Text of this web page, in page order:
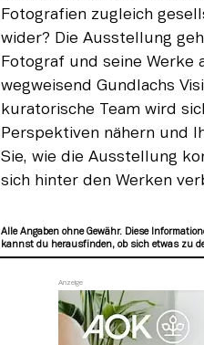
Fotografien zugleich
wider? Die Ausstellung
Fotograf und seine
wegweisend Gundlachs
kuratorische Team wird
Perspektiven nähern und
Sie, wie die Ausstellung
sich hinter den Werken
Alle Angaben ohne Gewähr. Diese
kannst du herausfinden, ob sich etwas zu